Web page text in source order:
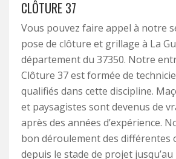
CLÔTURE 37
Vous pouvez faire appel à notre
pose de clôture et grillage à La
département du 37350. Notre
Clôture 37 est formée de
qualifiés dans cette discipline.
et paysagistes sont devenus de
après des années d’expérience.
bon déroulement des différentes
depuis le stade de projet